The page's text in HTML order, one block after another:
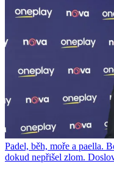
Padel, běh, moře a paella.
dokud nepřišel zlom.